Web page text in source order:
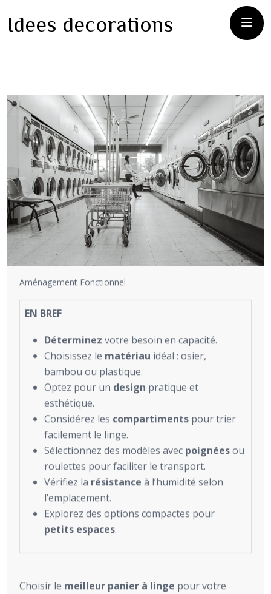
Idees decorations
Aménagement Fonctionnel
EN BREF
Déterminez votre besoin en capacité.
Choisissez le matériau idéal : osier,
bambou ou plastique.
Optez pour un design pratique et
esthétique.
Considérez les compartiments pour trier
facilement le linge.
Sélectionnez des modèles avec poignéesou
roulettes pour faciliter le transport.
Vérifiez la résistance à l’humidité selon
l’emplacement.
Explorez des options compactes pour
petits espaces.
Choisir le meilleur panier à linge pour votre